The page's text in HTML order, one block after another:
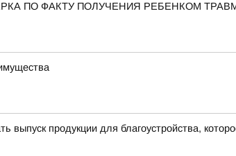
ПО ФАКТУ ПОЛУЧЕНИЯ РЕБЕНКОМ
выпуск продукции для благоустройства,